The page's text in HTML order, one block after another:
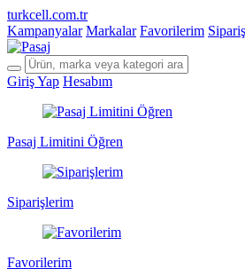
turkcell.com.tr
Kampanyalar Markalar Favorilerim
Giriş Yap Hesabım
Pasaj Limitini Öğren
Siparişlerim
Favorilerim